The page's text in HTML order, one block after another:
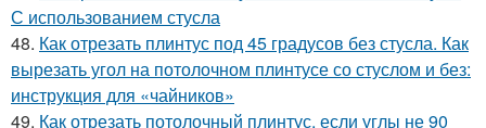
С использованием стусла
48. Как отрезать плинтус под 45 градусов без стусла. Как
вырезать угол на потолочном плинтусе со стуслом и без:
инструкция для «чайников»
49. Как отрезать потолочный плинтус, если углы не 90